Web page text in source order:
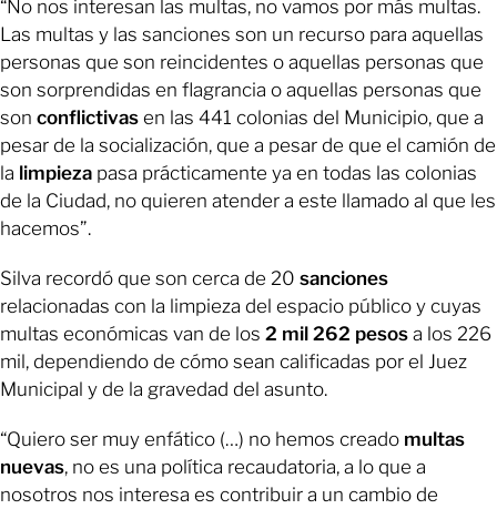
“No nos interesan las multas, no vamos por más multas.
Las multas y las sanciones son un recurso para aquellas
personas que son reincidentes o aquellas personas que
son sorprendidas en flagrancia o aquellas personas que
son conflictivas en las 441 colonias del Municipio, que a
pesar de la socialización, que a pesar de que el camión de
la limpieza pasa prácticamente ya en todas las colonias
de la Ciudad, no quieren atender a este llamado al que les
hacemos”.
Silva recordó que son cerca de 20 sanciones
relacionadas con la limpieza del espacio público y cuyas
multas económicas van de los 2 mil 262 pesos a los 226
mil, dependiendo de cómo sean calificadas por el Juez
Municipal y de la gravedad del asunto.
“Quiero ser muy enfático (…) no hemos creado multas
nuevas, no es una política recaudatoria, a lo que a
nosotros nos interesa es contribuir a un cambio de